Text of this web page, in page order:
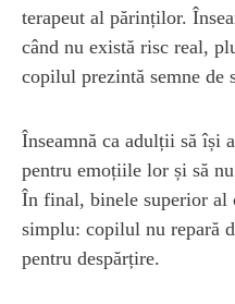
terapeut al părinților.
când nu există risc real,
copilul prezintă semne de
Înseamnă ca adulții să își
pentru emoțiile lor și să
În final, binele superior
simplu: copilul nu repară
pentru despărțire.